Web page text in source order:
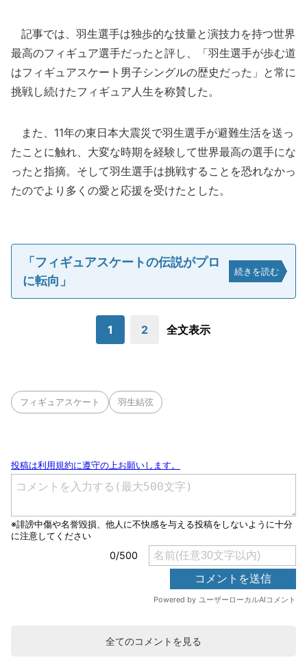
記事では、羽生選手は独歩的な技量と演技力を持つ世界
最高のフィギュア選手だったと評し、「羽生選手が歩む道
はフィギュアスケート男子シングルの歴史だった」と常に
挑戦し続けたフィギュア人生を称賛した。
また、11年の東日本大震災で羽生選手が避難生活を送っ
たことに触れ、大変な時期を経験して世界最高の選手にな
ったと指摘。そして羽生選手は挑戦することを恐れなかっ
たのでより多くの愛と応援を受けたとした。
「フィギュアスケートの伝説がプロ
に転向」
続きを読む
1 2 全文表示
フィギュアスケート 羽生結弦
全てのコメントを見る